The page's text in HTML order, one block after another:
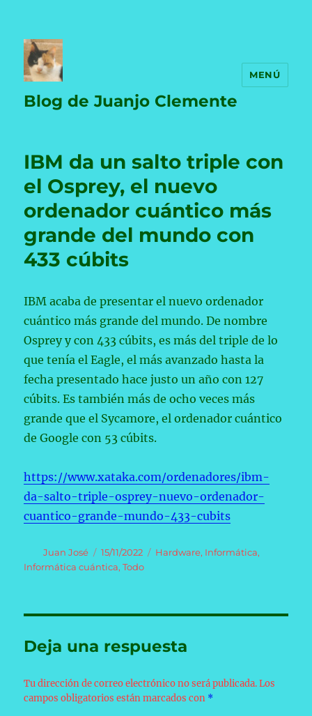
Blog de Juanjo Clemente
MENÚ
IBM da un salto triple con
el Osprey, el nuevo
ordenador cuántico más
grande del mundo con
433 cúbits
IBM acaba de presentar el nuevo ordenador
cuántico más grande del mundo. De nombre
Osprey y con 433 cúbits, es más del triple de lo
que tenía el Eagle, el más avanzado hasta la
fecha presentado hace justo un año con 127
cúbits. Es también más de ocho veces más
grande que el Sycamore, el ordenador cuántico
de Google con 53 cúbits.
https://www.xataka.com/ordenadores/ibm-
da-salto-triple-osprey-nuevo-ordenador-
cuantico-grande-mundo-433-cubits
Autor
Juan José
Publicado
el
15/11/2022 Categorías
Hardware, Informática,
Informática cuántica,Todo
Deja una respuesta
Tu dirección de correo electrónico no será publicada. Los
campos obligatorios están marcados con *